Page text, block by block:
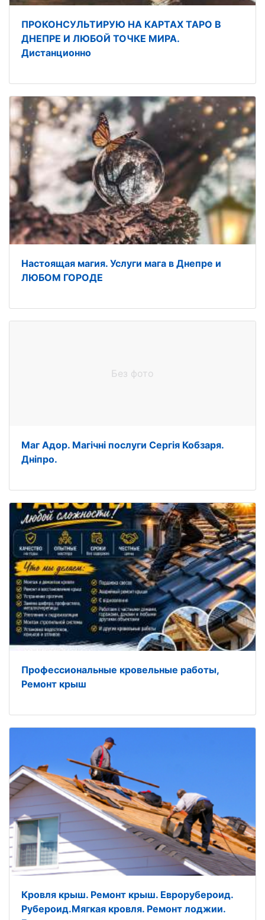
ПРОКОНСУЛЬТИРУЮ НА КАРТАХ ТАРО В
ДНЕПРЕ И ЛЮБОЙ ТОЧКЕ МИРА.
Дистанционно
Настоящая магия. Услуги мага в Днепре и
ЛЮБОМ ГОРОДЕ
Без фото
Маг Адор. Магічні послуги Сергія Кобзаря.
Дніпро.
Профессиональные кровельные работы,
Ремонт крыш
Кровля крыш. Ремонт крыш. Еврорубероид.
Рубероид.Мягкая кровля. Ремонт лоджии.